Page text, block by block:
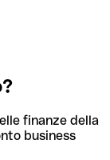
finanze della
business